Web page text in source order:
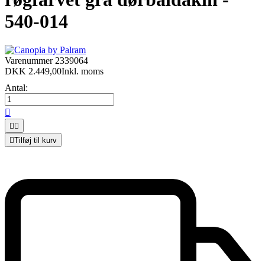
540-014
Varenummer 2339064
DKK 2.449,00Inkl. moms
Antal:

 
Tilføj til kurv